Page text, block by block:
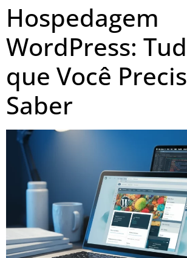
Hospedagem
WordPress:
que Você
Saber